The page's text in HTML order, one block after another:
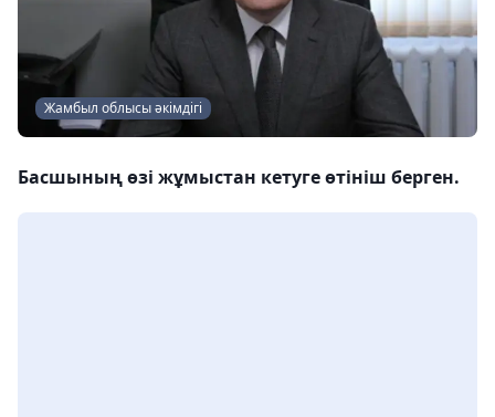
Жамбыл облысы әкімдігі
Басшының өзі жұмыстан кетуге өтініш берген.